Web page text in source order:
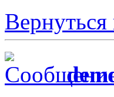
Вернуться